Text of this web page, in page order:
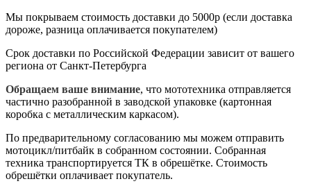
Мы покрываем стоимость доставки до 5000р (если доставка
дороже, разница оплачивается покупателем)
Срок доставки по Российской Федерации зависит от вашего
региона от Санкт-Петербурга
Обращаем ваше внимание, что мототехника отправляется
частично разобранной в заводской упаковке (картонная
коробка с металлическим каркасом).
По предварительному согласованию мы можем отправить
мотоцикл/питбайк в собранном состоянии. Собранная
техника транспортируется ТК в обрешётке. Стоимость
обрешётки оплачивает покупатель.